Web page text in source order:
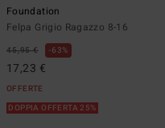
Foundation
Felpa Grigio Ragazzo 8-16
45,95 € 63%
17,23 €
OFFERTE
DOPPIA OFFERTA 25%